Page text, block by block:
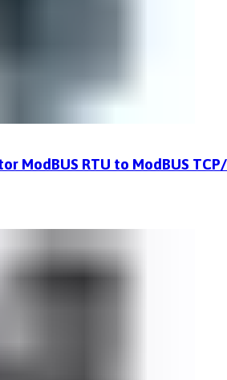
ModBUS RTU to ModBUS